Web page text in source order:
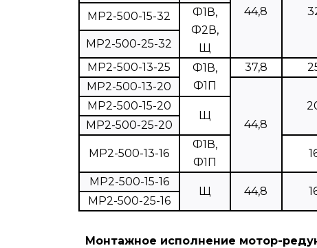
44,8
МР2-500-15-32
Ф1В,
Ф2В,
Щ
МР2-500-25-32
МР2-500-13-25
Ф1В,
Ф1П
37,8
МР2-500-13-20
44,8
МР2-500-15-20
Щ
МР2-500-25-20
МР2-500-13-16
Ф1В,
Ф1П
МР2-500-15-16
Щ 44,8
МР2-500-25-16
Монтажное исполнение мотор-